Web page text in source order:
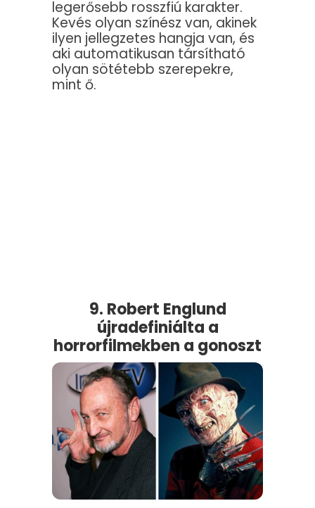
legerősebb rosszfiú karakter.
Kevés olyan színész van, akinek
ilyen jellegzetes hangja van, és
aki automatikusan társítható
olyan sötétebb szerepekre,
mint ő.
9. Robert Englund
újradefiniálta a
horrorfilmekben a gonoszt